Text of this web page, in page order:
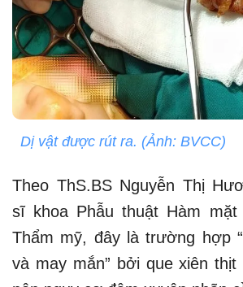
Dị vật được rút ra. (Ảnh: BVCC)
Theo ThS.BS Nguyễn Thị
sĩ khoa Phẫu thuật Hàm
Thẩm mỹ, đây là trường hợp
và may mắn” bởi que xiên